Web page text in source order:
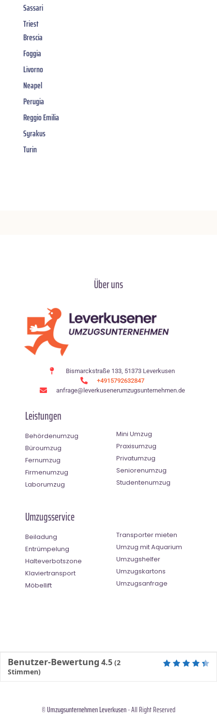
Sassari
Triest
Brescia
Foggia
Livorno
Neapel
Perugia
Reggio Emilia
Syrakus
Turin
Über uns
Bismarckstraße 133, 51373 Leverkusen
+4915792632847
anfrage@leverkusenerumzugsunternehmen.de
Leistungen
Behördenumzug
Büroumzug
Fernumzug
Firmenumzug
Laborumzug
Mini Umzug
Praxisumzug
Privatumzug
Seniorenumzug
Studentenumzug
Umzugsservice
Beiladung
Entrümpelung
Halteverbotszone
Klaviertransport
Möbellift
Transporter mieten
Umzug mit Aquarium
Umzugshelfer
Umzugskartons
Umzugsanfrage
Benutzer-Bewertung 4.5 (2
Stimmen)
©Umzugsunternehmen Leverkusen- All Right Reserved